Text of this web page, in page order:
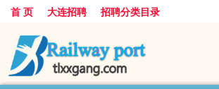
首 页 大连招聘 招聘分类目录